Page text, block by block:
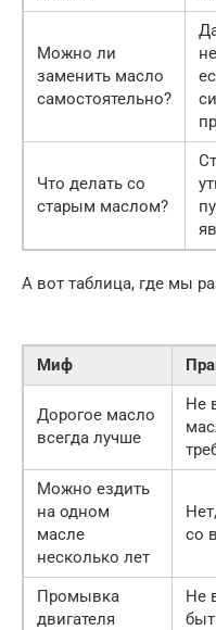
Можно ли
заменить масло
самостоятельно?
Что делать со
старым маслом?
А вот таблица, где мы
Миф
Дорогое масло
всегда лучше
Не
Можно ездить
на одном
масле
несколько лет
со
Промывка
двигателя
Не